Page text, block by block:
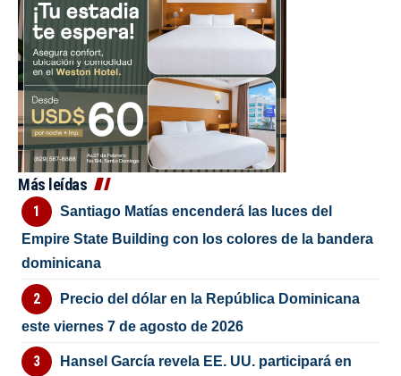
Más leídas
Santiago Matías encenderá las luces del
Empire State Building con los colores de la bandera
dominicana
Precio del dólar en la República Dominicana
este viernes 7 de agosto de 2026
Hansel García revela EE. UU. participará en